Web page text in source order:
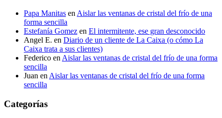
Papa Manitas en Aislar las ventanas de cristal del frío de una
forma sencilla
Estefanía Gomez en El intermitente, ese gran desconocido
Angel E. en Diario de un cliente de La Caixa (o cómo La
Caixa trata a sus clientes)
Federico en Aislar las ventanas de cristal del frío de una forma
sencilla
Juan en Aislar las ventanas de cristal del frío de una forma
sencilla
Categorías